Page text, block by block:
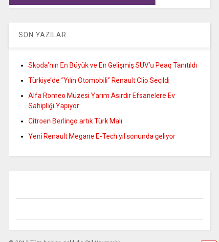
SON YAZILAR
Skoda’nın En Büyük ve En Gelişmiş SUV’u Peaq Tanıtıldı
Türkiye’de “Yılın Otomobili” Renault Clio Seçildi
Alfa Romeo Müzesi Yarım Asırdır Efsanelere Ev
Sahipliği Yapıyor
Citroen Berlingo artık Türk Malı
Yeni Renault Megane E-Tech yıl sonunda geliyor